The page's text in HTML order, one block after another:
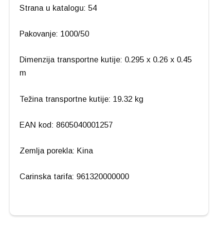
Strana u katalogu: 54
Pakovanje: 1000/50
Dimenzija transportne kutije: 0.295 x 0.26 x 0.45
m
Težina transportne kutije: 19.32 kg
EAN kod: 8605040001257
Zemlja porekla: Kina
Carinska tarifa: 961320000000